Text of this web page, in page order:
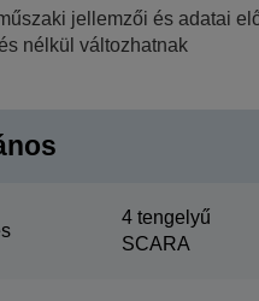
jellemzői és adatai
nélkül változhatnak
4 tengelyű
SCARA